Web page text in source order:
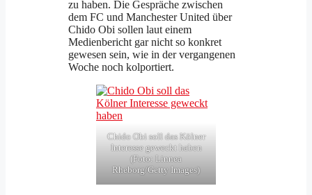
zu haben. Die Gespräche zwischen
dem FC und Manchester United über
Chido Obi sollen laut einem
Medienbericht gar nicht so konkret
gewesen sein, wie in der vergangenen
Woche noch kolportiert.
Chido Obi soll das Kölner
Interesse geweckt haben
(Foto: Linnea
Rheborg/Getty Images)